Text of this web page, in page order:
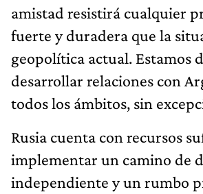
amistad resistirá cualquier
fuerte y duradera que la
geopolítica actual. Estamos
desarrollar relaciones con
todos los ámbitos, sin
Rusia cuenta con recursos
implementar un camino de
independiente y un rumbo